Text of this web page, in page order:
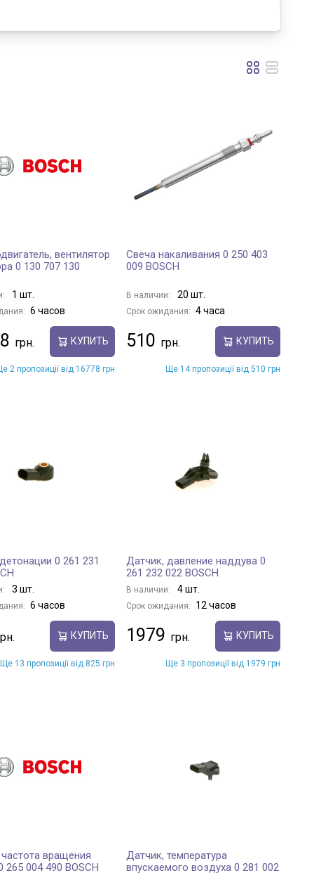
вентилятор
0 130 707 130
1 шт.
6 часов
КУПИТЬ
2 пропозиції від 16778 грн
Свеча накаливания 0 250 403
009 BOSCH
В наличии: 20 шт.
Срок ожидания: 4 часа
510 КУПИТЬ
Ще 14 пропозиції від 510 грн
0 261 231
3 шт.
6 часов
КУПИТЬ
Ще 13 пропозиції від 825 грн
Датчик, давление наддува 0
261 232 022 BOSCH
В наличии: 4 шт.
Срок ожидания: 12 часов
1979 КУПИТЬ
Ще 3 пропозиції від 1979 грн
вращения
265 004 490 BOSCH
Датчик, температура
впускаемого воздуха 0 281 002